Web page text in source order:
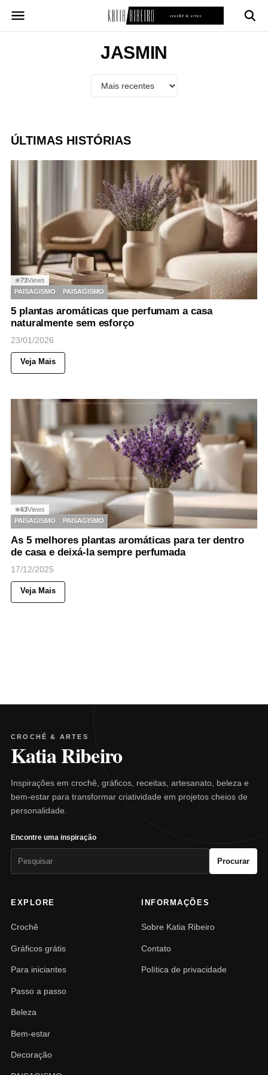
para
JASMIN
ÚLTIMAS HISTÓRIAS
◉73Views
PAISAGISMO
PAISAGISMO
5 plantas aromáticas que perfumam a casa
naturalmente sem esforço
23/01/2026
Veja Mais
◉63Views
PAISAGISMO
PAISAGISMO
As 5 melhores plantas aromáticas para ter dentro
de casa e deixá-la sempre perfumada
17/12/2025
Veja Mais
CROCHÊ & ARTES
Katia Ribeiro
Inspirações em crochê, gráficos, receitas, artesanato, beleza e
bem-estar para transformar criatividade em projetos cheios de
personalidade.
Encontre uma inspiração
Procurar
EXPLORE
Crochê
Gráficos grátis
Para iniciantes
Passo a passo
Beleza
Bem-estar
Decoração
INFORMAÇÕES
Sobre Katia Ribeiro
Contato
Política de privacidade